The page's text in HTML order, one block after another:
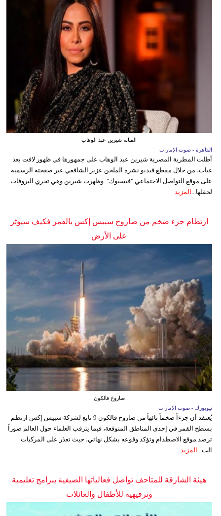
الفنانة شيرين عبد الوهاب
القاهرة - صوت الإمارات
أطلت المطربة المصرية شيرين عبد الوهاب على جمهورها في ظهور لافت بعد
غياب، من خلال مقطع فيديو نشره الملحن عزيز الشافعي عبر صفحته الرسمية
على موقع التواصل الاجتماعي "فيسبوك". وظهرت شيرين وهي تجري البروفات
لحفلها... المزيد
ارتطام جزء ضخم من صاروخ سبيس إكس بالقمر فكيف سيؤثر
على الأرض
صاروخ فالكون
نيويورك - صوت الإمارات
يُعتقد أن جزءاً ضخماً تائهاً من صاروخ فالكون 9 تابع لشركة سبيس إكس ارتطم
بسطح القمر في إحدى المناطق المتوقعة، فيما يترقب العلماء حول العالم صوراً
ترصد موقع الاصطدام وتؤكد وقوعه بشكل نهائي، حيث تعذر على المركبات
الت...
المزيد
هيئة الشارقة للمتاحف تواصل فعالياتها الصيفية ببرامج تعليمية
وترفيهية للأطفال والعائلات